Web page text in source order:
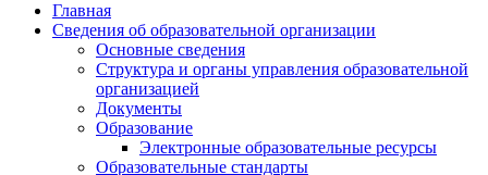
Главная
Сведения об образовательной организации
Основные сведения
Структура и органы управления образовательной
организацией
Документы
Образование
Электронные образовательные ресурсы
Образовательные стандарты